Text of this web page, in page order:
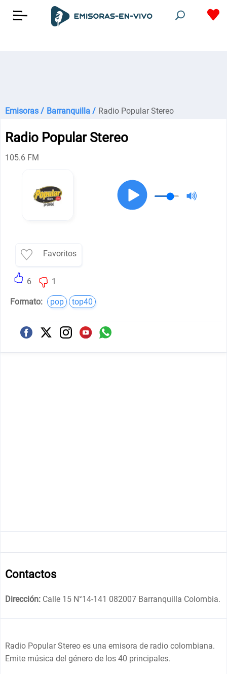
Emisoras / Barranquilla / Radio Popular Stereo
Radio Popular Stereo
105.6 FM
Favoritos
6 1
Formato: pop top40
Contactos
Dirección: Calle 15 N°14-141 082007 Barranquilla Colombia.
Radio Popular Stereo es una emisora de radio colombiana.
Emite música del género de los 40 principales.